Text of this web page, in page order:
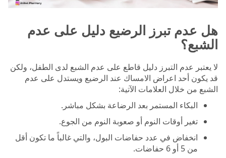
هل عدم تبرز الرضيع دليل على عدم
الشبع؟
لا يعتبر عدم التبرز دليل قاطع على عدم الشبع لدى الطفل، ولكن
قد يكون أحد اعراض الامساك عند الرضيع ويستدل على عدم
الشبع من خلال العلامات الآتية:
البكاء المستمر بعد الرضاعة بشكل مباشر.
تغير أوقات النوم أو صعوبة النوم من الجوع.
انخفاض في عدد حفاضات البول، والتي غالباً ما تكون أقل
من 5 أو 6 حفاضات.